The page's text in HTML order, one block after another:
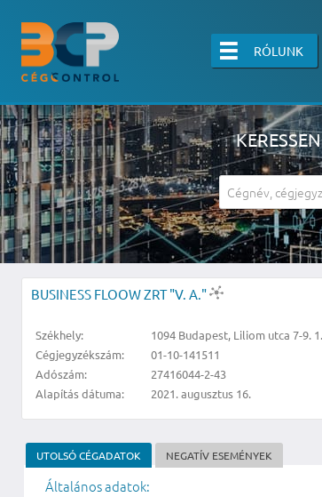
RÓLUNK
A részletes kereső csak belépett felhasználók
BUSINESS FLOOW ZRT "V. A."
Székhely:
1094 Budapest, Liliom utca 7-9.
Cégjegyzékszám:
01-10-141511
Adószám:
27416044-2-43
Alapítás dátuma:
2021. augusztus 16.
UTOLSÓ CÉGADATOK NEGATÍV ESEMÉNYEK
Általános adatok: